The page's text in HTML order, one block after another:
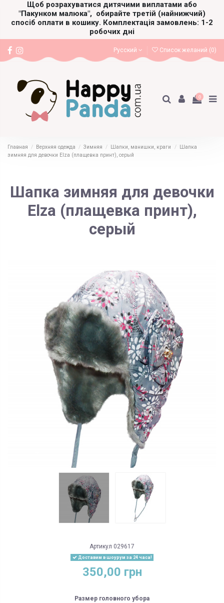
Щоб розрахуватися дитячими виплатами або
"Пакунком малюка", обирайте третій (найнижчий)
спосіб оплати в кошику. Комплектація замовлень: 1-2
робочих дні
Русский Список желаний (0)
0
Главная Верхняя одежда Зимняя Шапки, манишки, краги
Шапка
зимняя для девочки Elza (плащевка принт), серый
Шапка зимняя для девочки
Elza (плащевка принт),
серый
Артикул 029617
Доставим в шоурум за 24 часа!
350,00 грн
Размер головного убора